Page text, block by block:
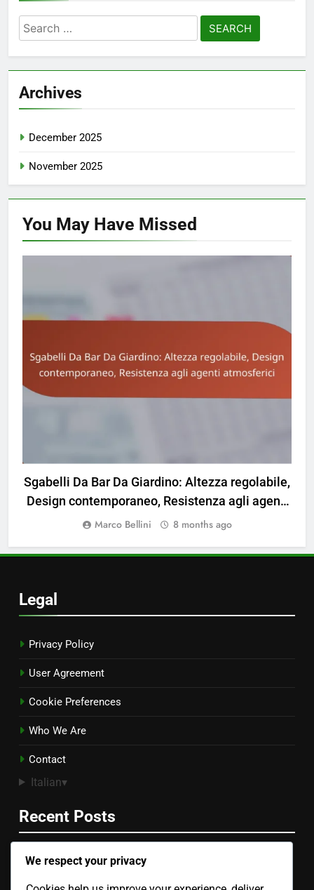
Search
for:
Archives
December 2025
November 2025
You May Have Missed
Sgabelli Da Bar Da Giardino: Altezza regolabile,
Design contemporaneo, Resistenza agli agenti
atmosferici
Marco Bellini 8 months ago
Legal
Privacy Policy
User Agreement
Cookie Preferences
Who We Are
Contact
Italian▾
Recent Posts
Set Da Pranzo Per Esterni: Spazio ottimizzato, Materiali
We respect your privacy